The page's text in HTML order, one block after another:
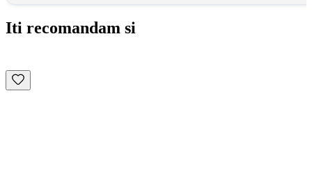
Iti recomandam si